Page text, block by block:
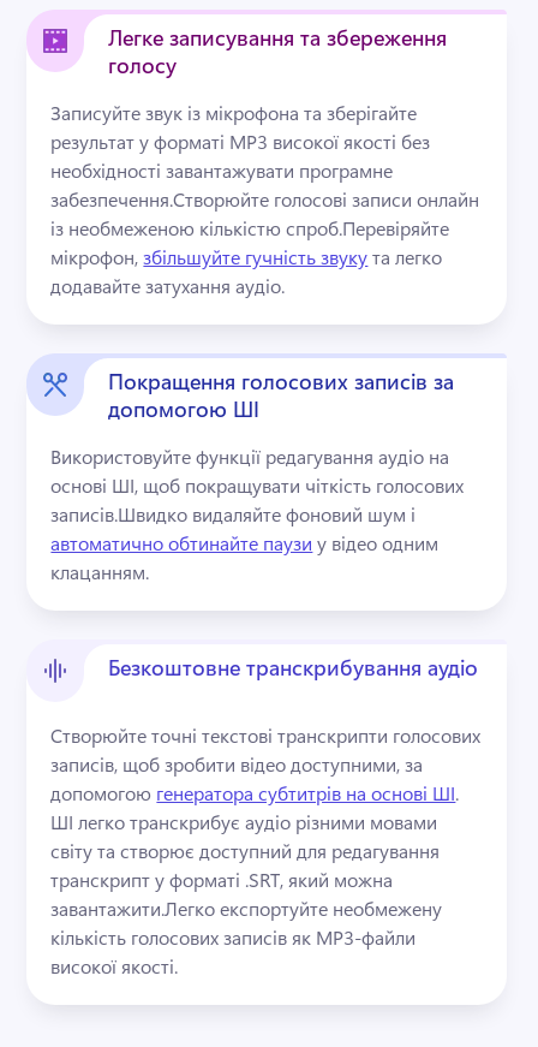
Легке записування та збереження
голосу
Записуйте звук із мікрофона та зберігайте
результат у форматі MP3 високої якості без
необхідності завантажувати програмне
забезпечення.Створюйте голосові записи онлайн
із необмеженою кількістю спроб.Перевіряйте
мікрофон, збільшуйте гучність звуку та легко
додавайте затухання аудіо.
Покращення голосових записів за
допомогою ШІ
Використовуйте функції редагування аудіо на
основі ШІ, щоб покращувати чіткість голосових
записів.Швидко видаляйте фоновий шум і
автоматично обтинайте паузи у відео одним
клацанням.
Безкоштовне транскрибування аудіо
Створюйте точні текстові транскрипти голосових
записів, щоб зробити відео доступними, за
допомогою генератора субтитрів на основі ШІ
ШІ легко транскрибує аудіо різними мовами
транскрипт у форматі .SRT, який можна
завантажити.Легко експортуйте необмежену
кількість голосових записів як MP3-файли
високої якості.